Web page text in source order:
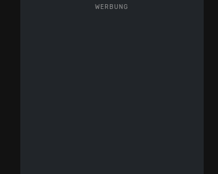
WERBUNG